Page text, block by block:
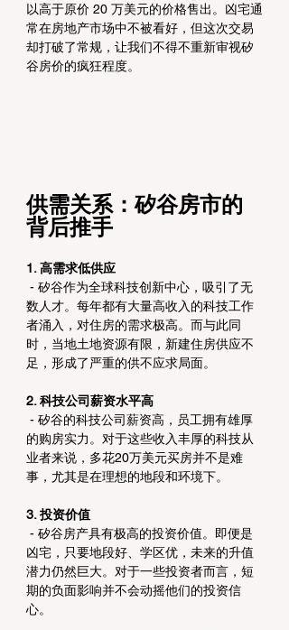
以高于原价 20 万美元的价格售出。凶宅通
常在房地产市场中不被看好，但这次交易
却打破了常规，让我们不得不重新审视矽
谷房价的疯狂程度。
供需关系：矽谷房市的
背后推手
1. 高需求低供应
数人才。每年都有大量高收入的科技工作
者涌入，对住房的需求极高。而与此同
时，当地土地资源有限，新建住房供应不
足，形成了严重的供不应求局面。
2. 科技公司薪资水平高
的购房实力。对于这些收入丰厚的科技从
业者来说，多花20万美元买房并不是难
事，尤其是在理想的地段和环境下。
3. 投资价值
凶宅，只要地段好、学区优，未来的升值
潜力仍然巨大。对于一些投资者而言，短
期的负面影响并不会动摇他们的投资信
心。